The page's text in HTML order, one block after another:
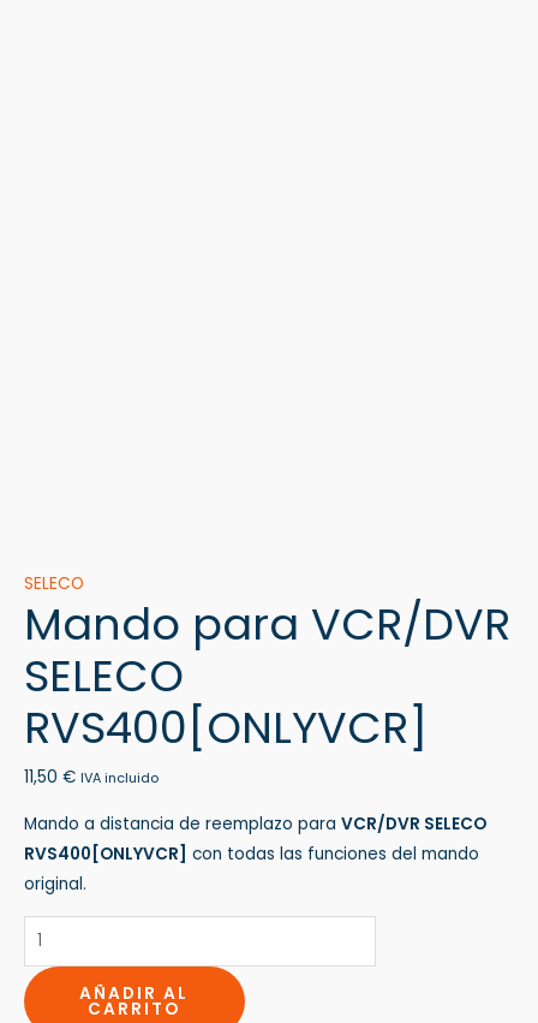
SELECO
Mando para VCR/DVR
SELECO
RVS400[ONLYVCR]
11,50 € IVA incluido
Mando a distancia de reemplazo para VCR/DVR SELECO
RVS400[ONLYVCR] con todas las funciones del mando
original.
AÑADIR AL
CARRITO